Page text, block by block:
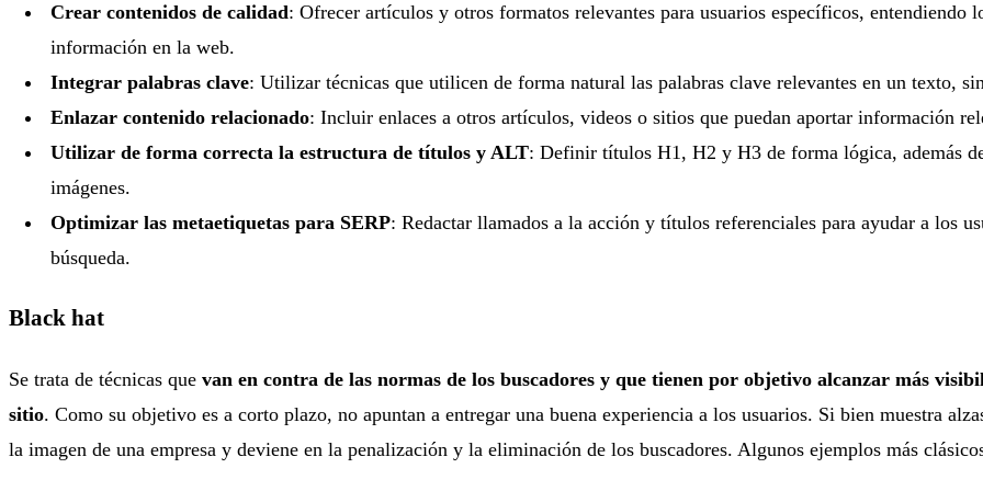
Crear contenidos de calidad: Ofrecer artículos y otros formatos relevantes para usuarios específicos,
información en la web.
Integrar palabras clave: Utilizar técnicas que utilicen de forma natural las palabras clave relevantes en un texto,
Enlazar contenido relacionado: Incluir enlaces a otros artículos, videos o sitios que puedan aportar información
Utilizar de forma correcta la estructura de títulos y ALT: Definir títulos H1, H2 y H3 de forma lógica, además
imágenes.
Optimizar las metaetiquetas para SERP: Redactar llamados a la acción y títulos referenciales para ayudar a los
búsqueda.
Black hat
Se trata de técnicas que van en contra de las normas de los buscadores y que tienen por objetivo alcanzar más
sitio. Como su objetivo es a corto plazo, no apuntan a entregar una buena experiencia a los usuarios. Si bien muestra
la imagen de una empresa y deviene en la penalización y la eliminación de los buscadores. Algunos ejemplos más